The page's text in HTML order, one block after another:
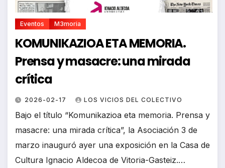
Eventos M3moria
KOMUNIKAZIOA ETA MEMORIA.
Prensa y masacre: una mirada
crítica
2026-02-17 LOS VICIOS DEL COLECTIVO
Bajo el título “Komunikazioa eta memoria. Prensa y
masacre: una mirada crítica”, la Asociación 3 de
marzo inauguró ayer una exposición en la Casa de
Cultura Ignacio Aldecoa de Vitoria-Gasteiz.…